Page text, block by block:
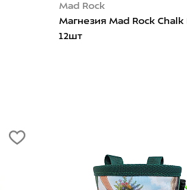
Mad Rock
Магнезия Mad Rock Chalk
12шт